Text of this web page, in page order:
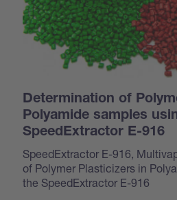
Determination of
Polyamide samples
SpeedExtractor E-916
SpeedExtractor E-916,
of Polymer Plasticizers in
the SpeedExtractor E-916